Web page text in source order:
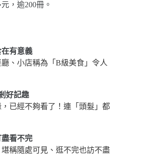
，逾200冊。
有意義
、小店稱為「B級美食」令人
好記趣
已經不夠看了！連「頭髮」都
看不完
稱隨處可見、逛不完也訪不盡